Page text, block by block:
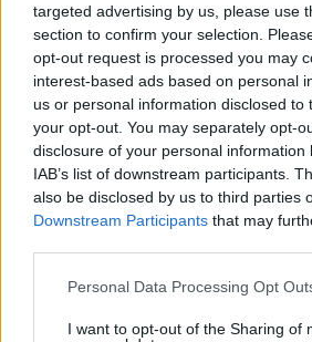
targeted advertising by us, please use
section to confirm your selection.
opt-out request is processed you may
interest-based ads based on personal
us or personal information disclosed to
your opt-out. You may separately opt-
disclosure of your personal information
IAB’s list of downstream participants.
also be disclosed by us to third parties
Downstream Participants that may
Please note that this website/app uses
not limited to your visit or usage
Personal Data Processing Opt
I want to opt-out of the Sharing of
«Άξιζε να θέσουμε σε κίνδυνο μια
για να σώσουμε έναν σκύλο; Όχι»
μετά τις επικρίσεις για τον
κουταβιού
πριν 8 λεπτά
Αποστολή στη Χίο: Ένα 24ωρο στην
πριν 9 λεπτά
Τρία μέτωπα «κόκκινου
πριν 11 λεπτά
Ένταση μεταξύ Ιταλίας-Ισπανίας